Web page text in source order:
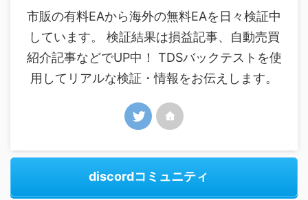
市販の有料EAから海外の無料EAを日々検証中
しています。 検証結果は損益記事、自動売買
紹介記事などでUP中！ TDSバックテストを使
用してリアルな検証・情報をお伝えします。
discordコミュニティ